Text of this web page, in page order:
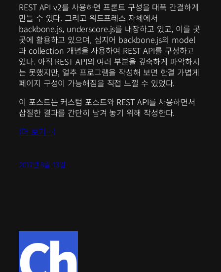
REST API v2를 사용하면 프론트 구성을 대폭 간결하게
만들 수 있다. 그리고 워드프레스 자체에서
backbone.js, underscore.js를 내장하고 있고, 이를 곳
곳에 활용하고 있으며, 심지어 backbone.js의 model
과 collection 개념을 사용하여 REST API를 구성하고
있다. 아직 REST API의 여러 부분을 깊숙하게 파악하지
는 못했지만, 얼추 프로그램을 작성해 보면 한결 가볍게
페이지 구성이 가능해짐을 직접 느낄 수 있었다.
이 포스트는 커스텀 포스트와 REST API를 사용하면서
삽질한 결과를 간단히 남겨 놓기 위해 작성한다.
(더 보기…)
2017년 8월 13일